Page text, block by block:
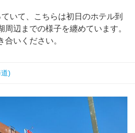
いて、こちらは初日のホテル到
辺までの様子を纏めています。
合いください。
)